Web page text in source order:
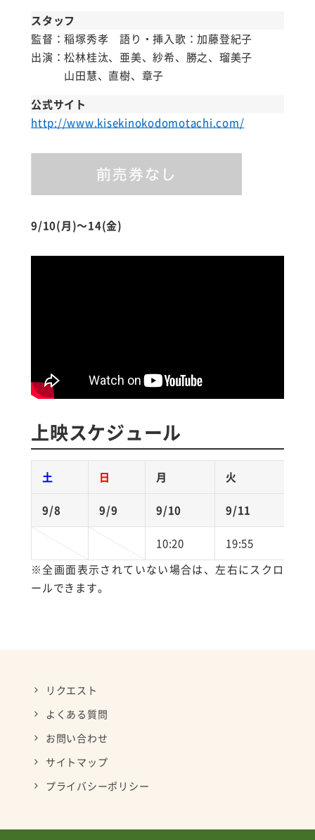
スタッフ
監督：稲塚秀孝 語り・挿入歌：加藤登紀子
出演：松林桂汰、亜美、紗希、勝之、瑠美子
山田慧、直樹、章子
公式サイト
http://www.kisekinokodomotachi.com/
9/10(月)～14(金)
上映スケジュール
土 日 月 火
9/8 9/9 9/10 9/11
10:20 19:55
※全画面表示されていない場合は、左右にスクロ
ールできます。
リクエスト
よくある質問
お問い合わせ
サイトマップ
プライバシーポリシー